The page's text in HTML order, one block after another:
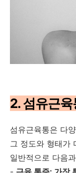
2. 섬유근
섬유근육통은 다
그 정도와 형태가
일반적으로 다음